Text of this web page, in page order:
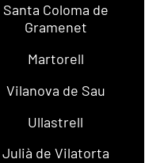
Santa Coloma de
Gramenet
Martorell
Vilanova de Sau
Ullastrell
Julià de Vilatorta